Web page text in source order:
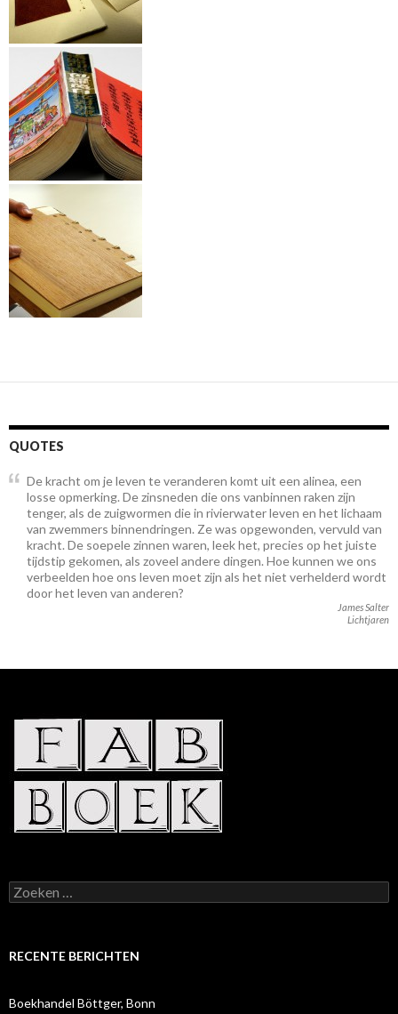
QUOTES
De kracht om je leven te veranderen komt uit een alinea, een
losse opmerking. De zinsneden die ons vanbinnen raken zijn
tenger, als de zuigwormen die in rivierwater leven en het lichaam
van zwemmers binnendringen. Ze was opgewonden, vervuld van
kracht. De soepele zinnen waren, leek het, precies op het juiste
tijdstip gekomen, als zoveel andere dingen. Hoe kunnen we ons
verbeelden hoe ons leven moet zijn als het niet verhelderd wordt
door het leven van anderen?
James Salter
Lichtjaren
Zoeken
naar:
RECENTE BERICHTEN
Boekhandel Böttger, Bonn